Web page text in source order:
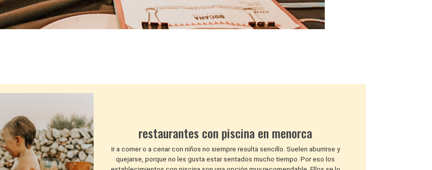
restaurantes con piscina en menorca
Ir a comer o a cenar con niños no siempre resulta sencillo. Suelen aburrirse y
quejarse, porque no les gusta estar sentados mucho tiempo. Por eso los